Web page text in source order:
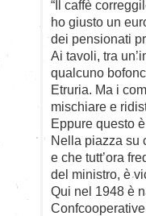
“Il caffè
ho giusto un
dei pensionati
Ai tavoli, tra
qualcuno
Etruria. Ma i
mischiare e
Eppure questo
Nella piazza su
e che tutt’ora
del ministro, è
Qui nel 1948 è